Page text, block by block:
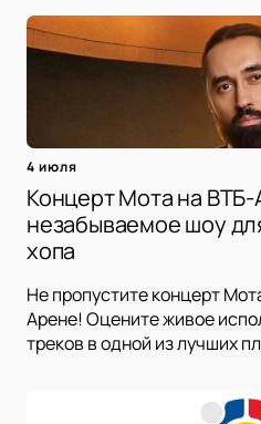
4 июля
Концерт Мота на
незабываемое шоу
хопа
Не пропустите концерт
Арене! Оцените живое
треков в одной из лучших